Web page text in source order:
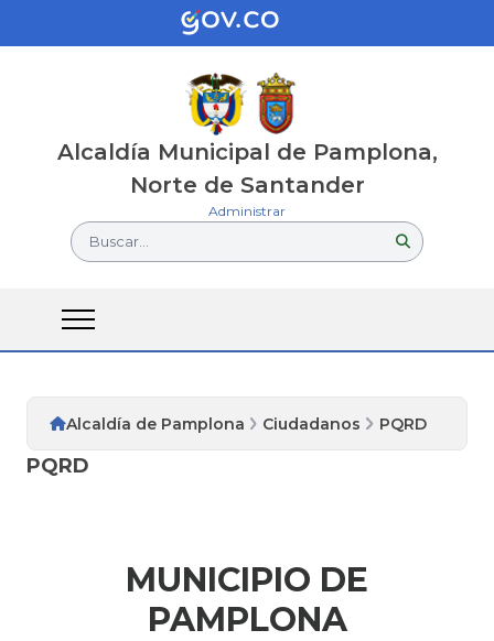
Alcaldía Municipal de Pamplona,
Norte de Santander
Administrar
Buscar...
Alcaldía de Pamplona Ciudadanos PQRD
PQRD